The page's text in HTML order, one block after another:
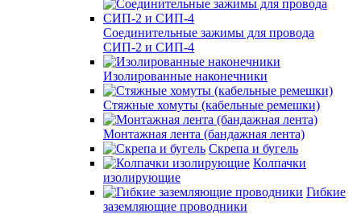
Соединительные зажимы для провода
СИП-2 и СИП-4
Изолированные наконечники
Стяжные хомуты (кабельные ремешки)
Монтажная лента (бандажная лента)
Скрепа и бугель
Колпачки
изолирующие
Гибкие
заземляющие проводники